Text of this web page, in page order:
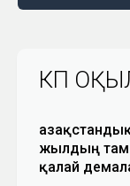
КӨП
жылдың
қалай